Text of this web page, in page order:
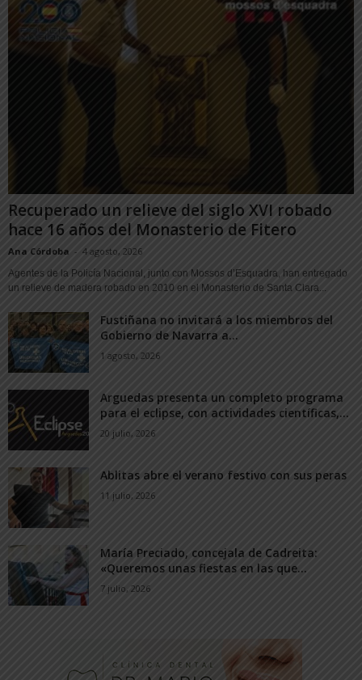
Recuperado un relieve del siglo XVI robado
hace 16 años del Monasterio de Fitero
Ana Córdoba - 4 agosto, 2026
Agentes de la Policía Nacional, junto con Mossos d’Esquadra, han entregado
un relieve de madera robado en 2010 en el Monasterio de Santa Clara...
Fustiñana no invitará a los miembros del
Gobierno de Navarra a...
1 agosto, 2026
Arguedas presenta un completo programa
para el eclipse, con actividades científicas,...
20 julio, 2026
Ablitas abre el verano festivo con sus peras
11 julio, 2026
María Preciado, concejala de Cadreita:
«Queremos unas fiestas en las que...
7 julio, 2026